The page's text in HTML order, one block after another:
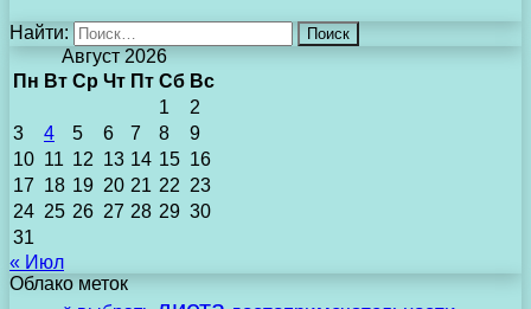
Найти:
Август 2026
Пн Вт Ср Чт Пт Сб Вс
1
2
3
4 5 6 7 8
9
10 11 12 13 14 15 16
17 18 19 20 21 22 23
24 25 26 27 28 29 30
31
« Июл
Облако меток